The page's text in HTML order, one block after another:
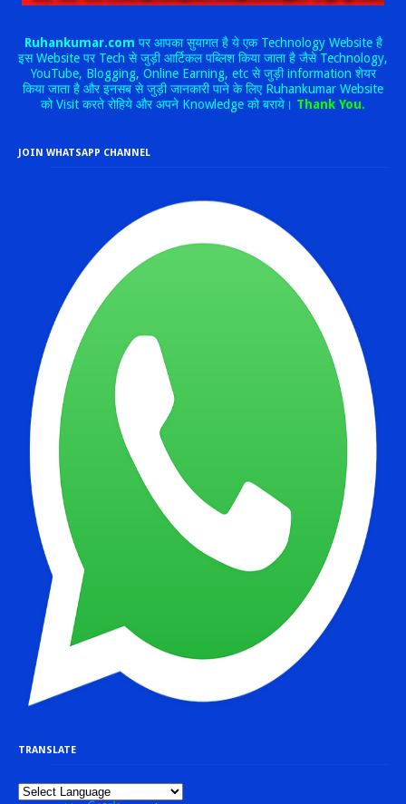
Ruhankumar.com पर आपका सुयागत है ये एक Technology Website है
इस Website पर Tech से जुड़ी आर्टिकल पब्लिश किया जाता है जैसे Technology,
YouTube, Blogging, Online Earning, etc से जुड़ी information शेयर
किया जाता है और इनसब से जुड़ी जानकारी पाने के लिए Ruhankumar Website
को Visit करते रोहिये और अपने Knowledge को बराये। Thank You.
JOIN WHATSAPP CHANNEL
TRANSLATE